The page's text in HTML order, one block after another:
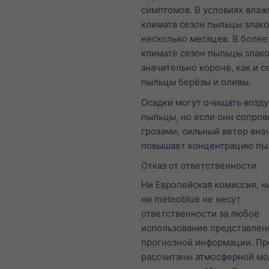
симптомов. В условиях
климата сезон пыльцы
несколько месяцев. В
климате сезон пыльцы
значительно короче, как и
пыльцы берёзы и оливы.
Осадки могут очищать
пыльцы, но если они
грозами, сильный ветер
повышает концентрацию
Отказ от ответственности
Ни Европейская комиссия,
ни meteoblue не несут
ответственности за любое
использование
прогнозной информации.
рассчитаны атмосферной